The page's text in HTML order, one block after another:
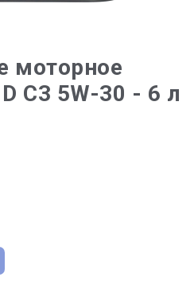
моторное
C3 5W-30 - 6 л